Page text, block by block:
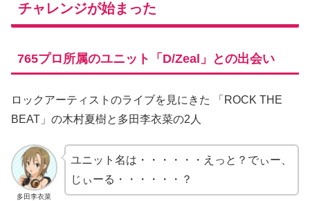
チャレンジが始まった
765プロ所属のユニット「D/Zeal」との出会い
ロックアーティストのライブを見にきた 「ROCK THE
BEAT」の木村夏樹と多田李衣菜の2人
多田李衣菜
ユニット名は・・・・・・えっと？でぃー、
じぃーる・・・・・・？